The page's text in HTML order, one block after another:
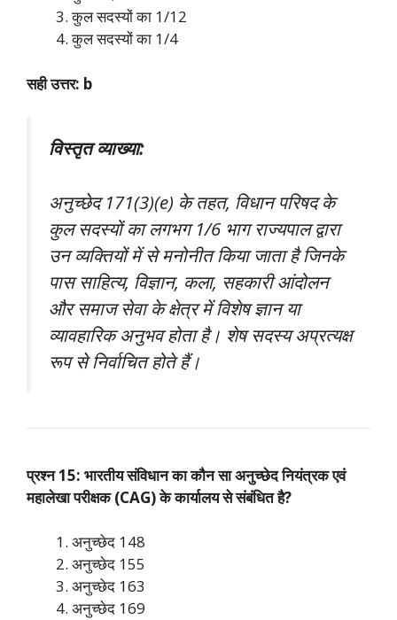
कुल सदस्यों का 1/12
कुल सदस्यों का 1/4
सही उत्तर: b
विस्तृत व्याख्या:
अनुच्छेद 171(3)(e) के तहत, विधान परिषद के
कुल सदस्यों का लगभग 1/6 भाग राज्यपाल द्वारा
उन व्यक्तियों में से मनोनीत किया जाता है जिनके
पास साहित्य, विज्ञान, कला, सहकारी आंदोलन
और समाज सेवा के क्षेत्र में विशेष ज्ञान या
व्यावहारिक अनुभव होता है। शेष सदस्य अप्रत्यक्ष
रूप से निर्वाचित होते हैं।
प्रश्न 15: भारतीय संविधान का कौन सा अनुच्छेद नियंत्रक एवं
महालेखा परीक्षक (CAG) के कार्यालय से संबंधित है?
अनुच्छेद 148
अनुच्छेद 155
अनुच्छेद 163
अनुच्छेद 169